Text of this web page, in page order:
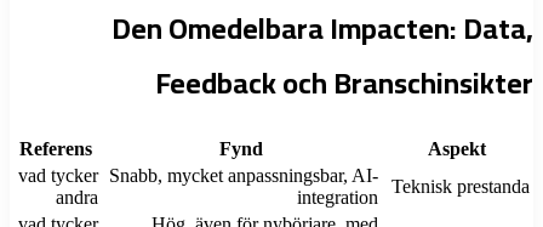
Den Omedelbara Impacten: Data,
Feedback och Branschinsikter
Aspekt
Fynd
Referens
Teknisk prestanda
Snabb, mycket anpassningsbar, AI-
integration
vad tycker
andra